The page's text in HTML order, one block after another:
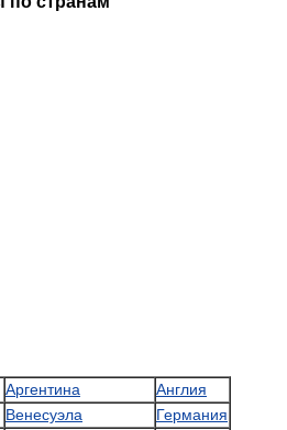
Аргентина
Англия
Венесуэла
Германия